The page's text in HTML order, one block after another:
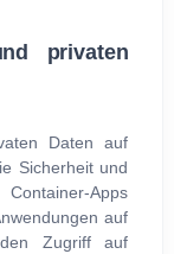
privaten
Daten auf
Sicherheit und
Apps
auf
Zugriff auf